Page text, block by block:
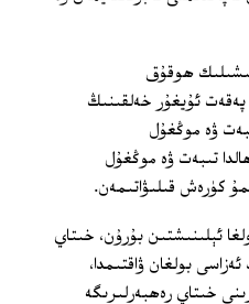
ھوقۇق
ئۇيغۇر خەلقىنىڭ
ۋە موڭغۇل
تىبەت ۋە موڭغۇل
كۈرەش قىلىۋاتىمەن.
ئېلىنىشتىن بۇرۇن، خىتاي
بولغان ۋاقتىمدا،
خىتاي رەھبەرلىرىگە